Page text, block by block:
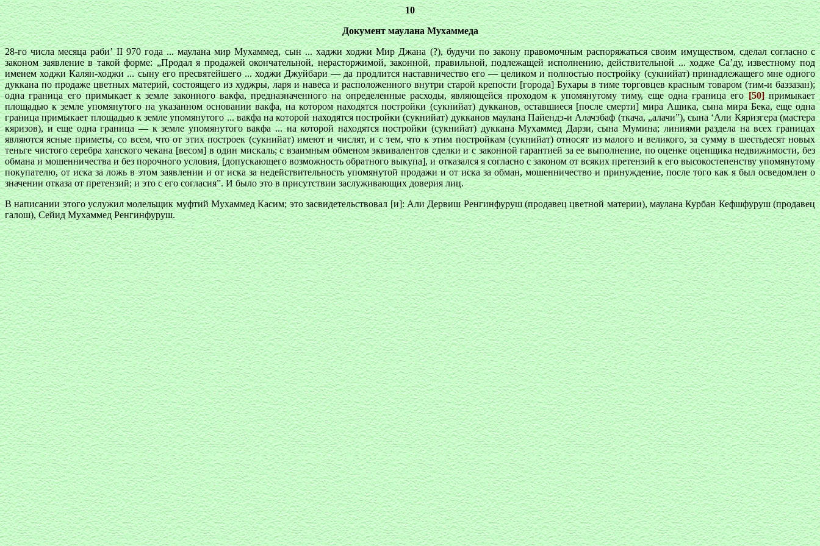
10
Документ маулана Мухаммеда
28-го числа месяца раби’ II 970 года ... маулана мир Мухаммед, сын ... хаджи ходжи Мир Джана (?), будучи по закону правомочным распоряжаться своим имуществом, сделал согласно с
законом заявление в такой форме: „Продал я продажей окончательной, нерасторжимой, законной, правильной, подлежащей исполнению, действительной ... ходже Са’ду, известному под
именем ходжи Калян-ходжи ... сыну его пресвятейшего ... ходжи Джуйбари — да продлится наставничество eгo — целиком и полностью постройку (сукнийат) принадлежащего мне одного
дуккана по продаже цветных материй, состоящего из худжры, ларя и навеса и расположенного внутри старой крепости [города] Бухары в тиме торговцев красным товаром (тим-и баззазан);
одна граница его примыкает к земле законного вакфа, предназначенного на определенные расходы, являющейся проходом к упомянутому тиму, еще одна граница его[50]примыкает
площадью к земле упомянутого на указанном основании вакфа, на котором находятся постройки (сукнийат) дукканов, оставшиеся [после смерти] мира Ашика, сына мира Бека, еще одна
граница примыкает площадью к земле упомянутого ... вакфа на которой находятся постройки (сукнийат) дукканов маулана Пайендэ-и Алачэбаф (ткача, „алачи”), сына ‘Али Кяризгера (мастера
кяризов), и еще одна граница — к земле упомянутого вакфа ... на которой находятся постройки (сукнийат) дуккана Мухаммед Дарзи, сына Мумина; линиями раздела на всех границах
являются ясные приметы, со всем, что от этих построек (сукнийат) имеют и числят, и с тем, что к этим постройкам (сукнийат) относят из малого и великого, за сумму в шестьдесят новых
теньге чистого серебра ханского чекана [весом] в один мискаль; с взаимным обменом эквивалентов сделки и с законной гарантией за ее выполнение, по оценке оценщика недвижимости, без
обмана и мошенничества и без порочного условия, [допускающего возможность обратного выкупа], и отказался я согласно с законом от всяких претензий к его высокостепенству упомянутому
покупателю, от иска за ложь в этом заявлении и от иска за недействительность упомянутой продажи и от иска за обман, мошенничество и принуждение, после того как я был осведомлен о
значении отказа от претензий; и это с его согласия”. И было это в присутствии заслуживающих доверия лиц.
В написании этого услужил молельщик муфтий Мухаммед Касим; это засвидетельствовал [и]: Али Дервиш Ренгинфуруш (продавец цветной материи), маулана Курбан Кефшфуруш (продавец
галош), Сейид Мухаммед Ренгинфуруш.